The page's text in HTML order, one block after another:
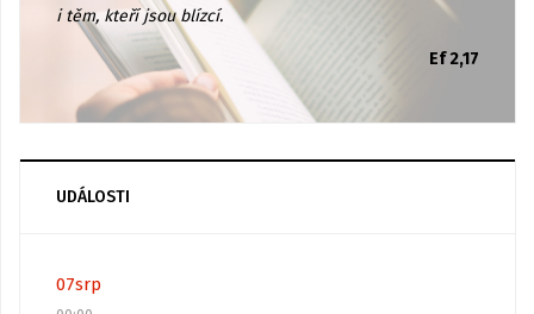
i těm, kteří jsou blízcí.
Ef 2,17
UDÁLOSTI
07srp